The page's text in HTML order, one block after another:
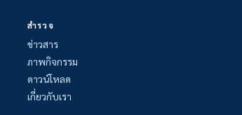
สำรวจ
ข่าวสาร
ภาพกิจกรรม
ดาวน์โหลด
เกี่ยวกับเรา